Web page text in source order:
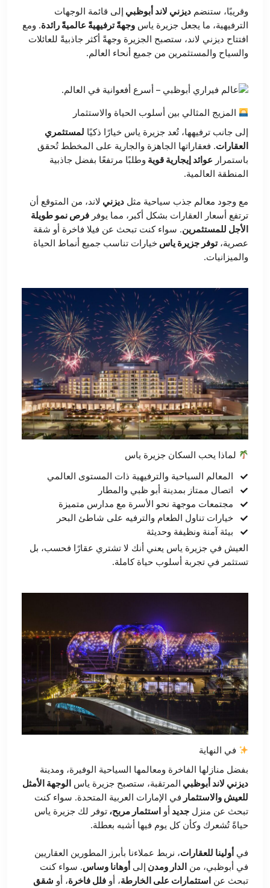
وقريبًا، ستنضم ديزني لاند أبوظبي إلى قائمة الوجهات
الترفيهية، ما يجعل جزيرة ياس وجهةً ترفيهيةً عالميةً رائدة. ومع
افتتاح ديزني لاند، ستصبح الجزيرة وجهةً أكثر جاذبيةً للعائلات
والسياح والمستثمرين من جميع أنحاء العالم.
المزيج المثالي بين أسلوب الحياة والاستثمار
إلى جانب ترفيهها، تُعد جزيرة ياس خيارًا ذكيًا لمستثمري
العقارات. فعقاراتها الجاهزة والجارية على المخطط تُحقق
باستمرار عوائد إيجارية قوية وطلبًا مرتفعًا بفضل جاذبية
المنطقة العالمية.
مع وجود معالم جذب سياحية مثل ديزني لاند، من المتوقع أن
ترتفع أسعار العقارات بشكل أكبر، مما يوفر فرص نمو طويلة
الأجل للمستثمرين. سواء كنت تبحث عن فيلا فاخرة أو شقة
عصرية،توفر جزيرة ياس خيارات تناسب جميع أنماط الحياة
والميزانيات.
لماذا يحب السكان جزيرة ياس
المعالم السياحية والترفيهية ذات المستوى العالمي
اتصال ممتاز بمدينة أبو ظبي والمطار
مجتمعات موجهة نحو الأسرة مع مدارس متميزة
خيارات تناول الطعام والترفيه على شاطئ البحر
بيئة آمنة ونظيفة وحديثة
العيش في جزيرة ياس يعني أنك لا تشتري عقارًا فحسب، بل
تستثمر في تجربة أسلوب حياة كاملة.
في النهاية
بفضل منازلها الفاخرة ومعالمها السياحية الوفيرة، ومدينة
ديزني لاند أبوظبي المرتقبة، ستصبح جزيرة ياس الوجهة الأمثل
للعيش والاستثمار في الإمارات العربية المتحدة. سواء كنت
تبحث عن منزل جديد أو استثمار مربح، توفر لك جزيرة ياس
حياةً تُشعرك وكأن كل يوم فيها أشبه بعطلة.
في أولينا للعقارات، نربط عملاءنا بأبرز المطورين العقاريين
في أبوظبي، من الدار ومدن إلى أوهانا وساس. سواء كنت
تبحث عن استثمارات على الخارطة، أو فلل فاخرة، أو شقق